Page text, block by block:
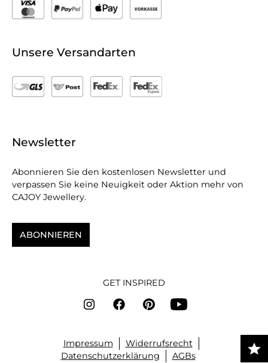
Unsere Versandarten
Newsletter
Abonnieren Sie den kostenlosen Newsletter und
verpassen Sie keine Neuigkeit oder Aktion mehr von
CAJOY Jewellery.
ABONNIEREN
GET INSPIRED
Impressum
Widerrufsrecht
Datenschutzerklärung
AGBs